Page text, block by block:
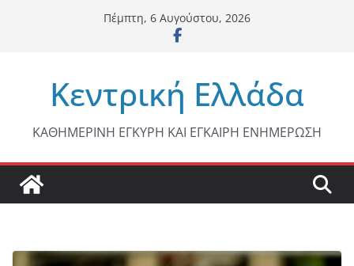
Πέμπτη, 6 Αυγούστου, 2026
Κεντρική Ελλάδα
ΚΑΘΗΜΕΡΙΝΗ ΕΓΚΥΡΗ ΚΑΙ ΕΓΚΑΙΡΗ ΕΝΗΜΕΡΩΣΗ